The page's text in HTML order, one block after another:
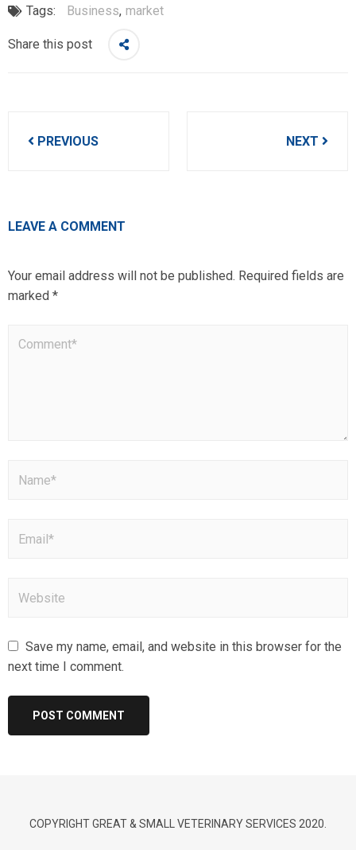
Tags: Business, market
Share this post
navigation
PREVIOUS NEXT
LEAVE A COMMENT
Your email address will not be published. Required fields are
marked *
Save my name, email, and website in this browser for the
next time I comment.
COPYRIGHT GREAT & SMALL VETERINARY SERVICES 2020.